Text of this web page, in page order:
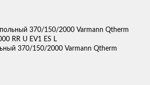
RR U EV1 ES L
370/150/2000 Varmann Qtherm